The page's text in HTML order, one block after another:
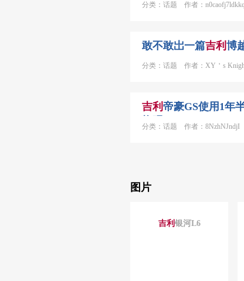
分类：话题 作者：
敢不敢岀一篇吉利 博
分类：话题 作者：XY＇s
吉利 帝豪GS使用1年
换吗？
分类：话题 作者：8NzhNJndjI
图片
吉利 银河L6